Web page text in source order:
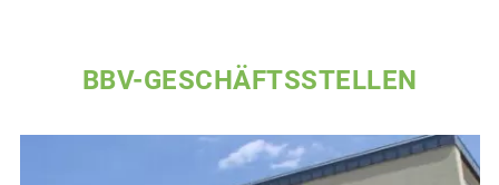
BBV-GESCHÄFTSSTELLEN